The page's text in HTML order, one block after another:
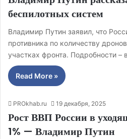
беспилотных систем
Владимир Путин заявил, что
противника по количеству
участках фронта. Подробности –
Read More »
PROkhab.ru 19 декабря, 2025
Рост ВВП России в
1% — Владимир Путин